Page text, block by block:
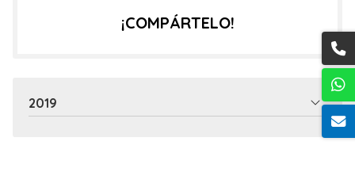
¡COMPÁRTELO!
2019